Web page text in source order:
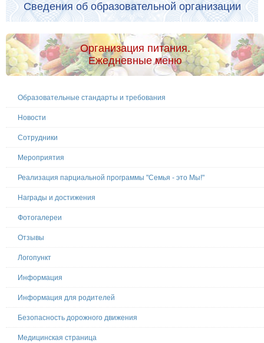
Сведения об образовательной организации
Организация питания.
Ежедневные меню
Образовательные стандарты и требования
Новости
Сотрудники
Мероприятия
Реализация парциальной программы "Семья - это Мы!"
Награды и достижения
Фотогалереи
Отзывы
Логопункт
Информация
Информация для родителей
Безопасность дорожного движения
Медицинская страница